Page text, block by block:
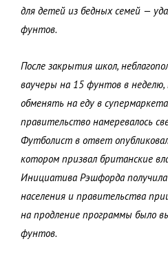
для детей из бедных семей —
фунтов.
После закрытия школ,
ваучеры на 15 фунтов в
обменять на еду в
правительство намеревалось
Футболист в ответ
котором призвал британские
Инициатива Рэшфорда
населения и правительства
на продление программы было
фунтов.